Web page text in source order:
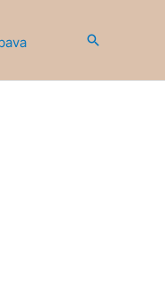
Search